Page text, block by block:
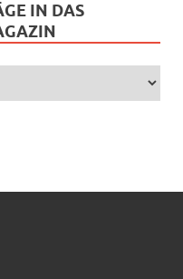
IN DAS